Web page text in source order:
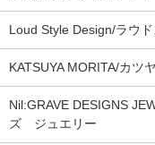
Loud Style Design/ラウ
KATSUYA MORITA/カツ
Nil:GRAVE DESIGNS
ズ ジュエリー